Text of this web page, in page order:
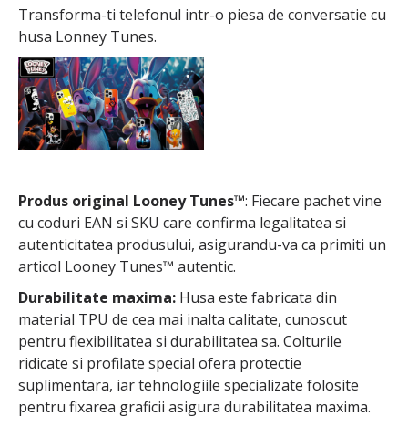
Transforma-ti telefonul intr-o piesa de conversatie cu
husa Lonney Tunes.
Produs original Looney Tunes™: Fiecare pachet vine
cu coduri EAN si SKU care confirma legalitatea si
autenticitatea produsului, asigurandu-va ca primiti un
articol Looney Tunes™ autentic.
Durabilitate maxima: Husa este fabricata din
material TPU de cea mai inalta calitate, cunoscut
pentru flexibilitatea si durabilitatea sa. Colturile
ridicate si profilate special ofera protectie
suplimentara, iar tehnologiile specializate folosite
pentru fixarea graficii asigura durabilitatea maxima.